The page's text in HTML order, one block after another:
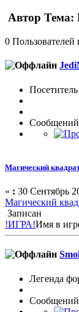
Автор Тема:
0 Пользователей
Посетитель
Магический
« : 30 Сентябрь
Магический
Записан
!ИГРА!Имя в
Легенда